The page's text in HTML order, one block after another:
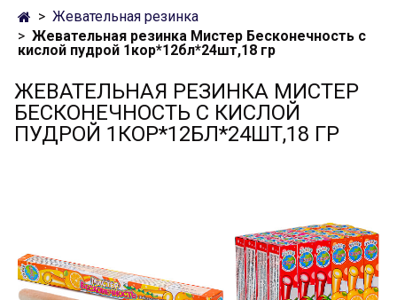
Жевательная резинка
Жевательная резинка Мистер Бесконечность с
кислой пудрой 1кор*12бл*24шт,18 гр
ЖЕВАТЕЛЬНАЯ РЕЗИНКА МИСТЕР
БЕСКОНЕЧНОСТЬ С КИСЛОЙ
ПУДРОЙ 1КОР*12БЛ*24ШТ,18 ГР